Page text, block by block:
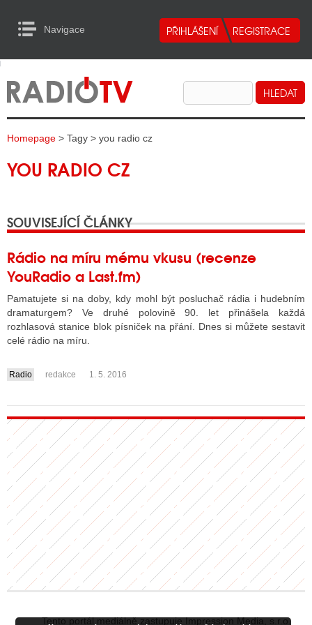
Navigace
RADIA
TELEVIZE
INTERNET
TISK
RADIA
RÁDIÍ
RÁDIÍ
VYSÍLAČE
TELEVIZÍ
INTERNET
RÁDIA
STRÁNKY RÁDIÍ
STRÁNKY TV
to Content
Homepage > Tagy > you radio cz
YOU RADIO CZ
SOUVISEJÍCÍ ČLÁNKY
Rádio na míru mému vkusu (recenze
YouRadio a Last.fm)
Pamatujete si na doby, kdy mohl být posluchač rádia i hudebním
dramaturgem? Ve druhé polovině 90. let přinášela každá
rozhlasová stanice blok písniček na přání. Dnes si můžete sestavit
celé rádio na míru.
....
Radio redakce 1. 5. 2016
Tento portál mediálně zastupuje Impression Media, s.r.o.